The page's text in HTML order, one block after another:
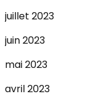
juillet 2023
juin 2023
mai 2023
avril 2023